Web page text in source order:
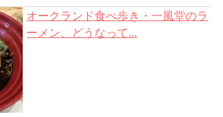
オークランド食べ歩き・一風堂のラ
ーメン、どうなって...